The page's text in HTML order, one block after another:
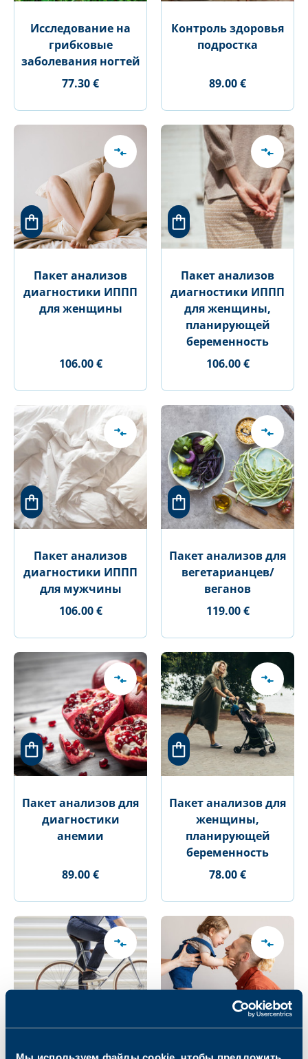
Исследование на
грибковые
заболевания ногтей
77.30 €
Контроль здоровья
подростка
89.00 €
Пакет анализов
диагностики ИППП
для женщины
106.00 €
Пакет анализов
диагностики ИППП
для женщины,
планирующей
беременность
106.00 €
Пакет анализов
диагностики ИППП
для мужчины
106.00 €
Пакет анализов для
вегетарианцев/
веганов
119.00 €
Пакет анализов для
диагностики
анемии
89.00 €
Пакет анализов для
женщины,
планирующей
беременность
78.00 €